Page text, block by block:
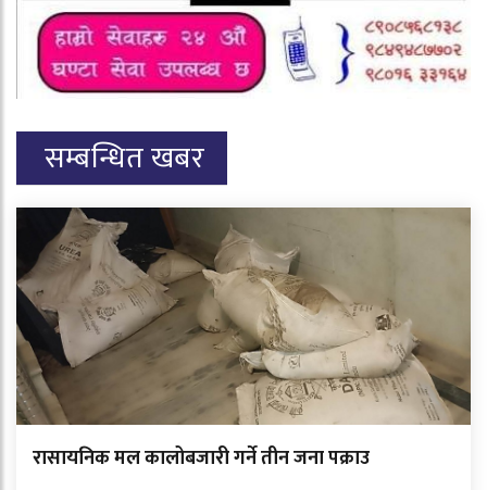
सम्बन्धित खबर
रासायनिक मल कालोबजारी गर्ने तीन जना पक्राउ